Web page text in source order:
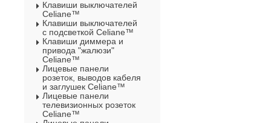
Клавиши выключателей
Celiane™
Клавиши выключателей
с подсветкой Celiane™
Клавиши диммера и
привода "жалюзи"
Celiane™
Лицевые панели
розеток, выводов кабеля
и заглушек Celiane™
Лицевые панели
телевизионных розеток
Celiane™